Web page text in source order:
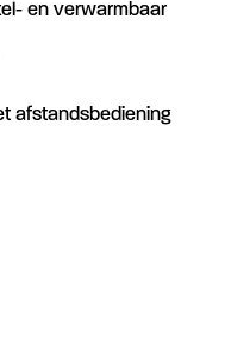
en verwarmbaar
afstandsbediening